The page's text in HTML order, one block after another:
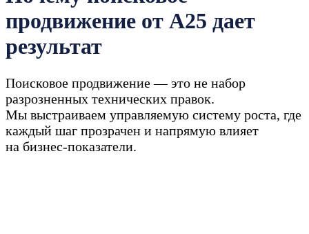
продвижение от A25 дает
результат
Поисковое продвижение — это не набор
разрозненных технических правок.
Мы выстраиваем управляемую систему роста, где
каждый шаг прозрачен и напрямую влияет
на бизнес-показатели.